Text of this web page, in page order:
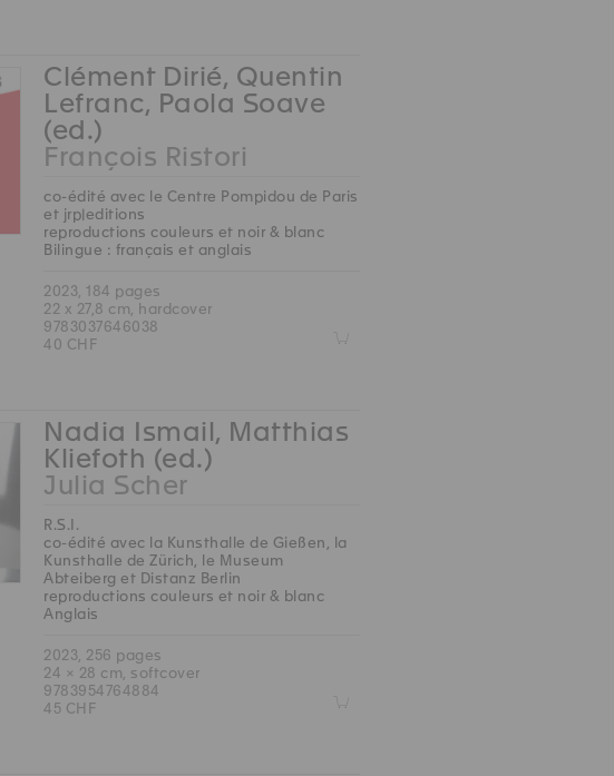
Clément Dirié, Quentin
Lefranc, Paola Soave
(ed.)
François Ristori
co-édité avec le Centre Pompidou de Paris
et jrp|editions
reproductions couleurs et noir & blanc
Bilingue : français et anglais
2023, 184 pages
22 x 27,8 cm, hardcover
9783037646038
40 CHF
Z
Nadia Ismail, Matthias
Kliefoth (ed.)
Julia Scher
R.S.I.
co-édité avec la Kunsthalle de Gießen, la
Kunsthalle de Zürich, le Museum
Abteiberg et Distanz Berlin
reproductions couleurs et noir & blanc
Anglais
2023, 256 pages
24 × 28 cm, softcover
9783954764884
45 CHF
Z